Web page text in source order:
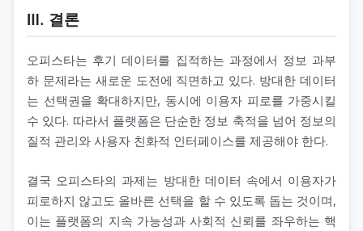
Ⅲ. 결론
오피스타는 후기 데이터를 집적하는 과정에서 정보 과부
하 문제라는 새로운 도전에 직면하고 있다. 방대한 데이터
는 선택권을 확대하지만, 동시에 이용자 피로를 가중시킬
수 있다. 따라서 플랫폼은 단순한 정보 축적을 넘어 정보의
질적 관리와 사용자 친화적 인터페이스를 제공해야 한다.
결국 오피스타의 과제는 방대한 데이터 속에서 이용자가
피로하지 않고도 올바른 선택을 할 수 있도록 돕는 것이며,
이는 플랫폼의 지속 가능성과 사회적 신뢰를 좌우하는 핵